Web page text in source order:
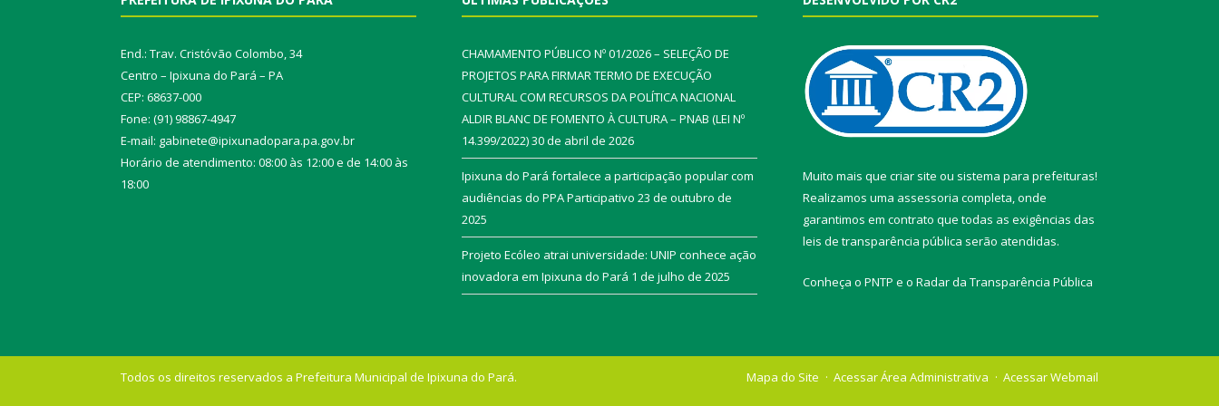
End.: Trav. Cristóvão Colombo, 34
Centro – Ipixuna do Pará – PA
CEP: 68637-000
Fone: (91) 98867-4947
E-mail: gabinete@ipixunadopara.pa.gov.br
Horário de atendimento: 08:00 às 12:00 e de 14:00 às
18:00
CHAMAMENTO PÚBLICO Nº 01/2026 – SELEÇÃO DE
PROJETOS PARA FIRMAR TERMO DE EXECUÇÃO
CULTURAL COM RECURSOS DA POLÍTICA NACIONAL
ALDIR BLANC DE FOMENTO À CULTURA – PNAB (LEI Nº
14.399/2022)30 de abril de 2026
Ipixuna do Pará fortalece a participação popular com
audiências do PPA Participativo 23 de outubro de
2025
Projeto Ecóleo atrai universidade: UNIP conhece ação
inovadora em Ipixuna do Pará 1 de julho de 2025
Muito mais que criar site ou sistema para prefeituras!
Realizamos uma assessoria completa, onde
garantimos em contrato que todas as exigências das
leis de transparência pública serão atendidas.
Conheça o PNTP e o Radar da Transparência Pública
Todos os direitos reservados a Prefeitura Municipal de Ipixuna do Pará. Mapa do Site Acessar Área Administrativa Acessar Webmail